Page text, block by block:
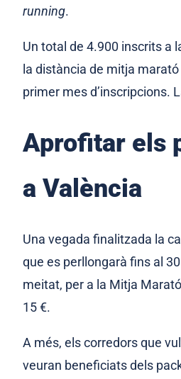
running.
Un total de 4.900 inscrits a
la distància de mitja
primer mes d’inscripcions.
Aprofitar els
a València
Una vegada finalitzada la
que es perllongarà fins al
meitat, per a la Mitja
15 €.
A més, els corredors que
veuran beneficiats dels